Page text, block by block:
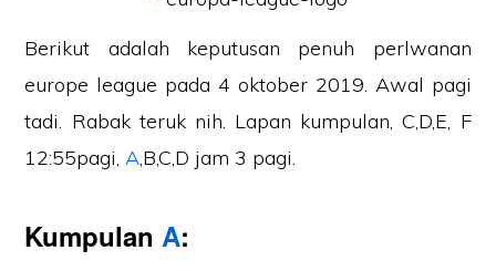
Berikut adalah keputusan penuh perlwanan
europe league pada 4 oktober 2019. Awal pagi
tadi. Rabak teruk nih. Lapan kumpulan, C,D,E, F
12:55pagi,A,B,C,D jam 3 pagi.
KumpulanA: